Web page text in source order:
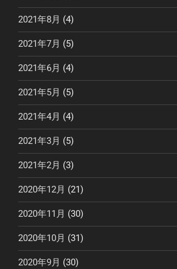
2021年8月 (4)
2021年7月 (5)
2021年6月 (4)
2021年5月 (5)
2021年4月 (4)
2021年3月 (5)
2021年2月 (3)
2020年12月 (21)
2020年11月 (30)
2020年10月 (31)
2020年9月 (30)